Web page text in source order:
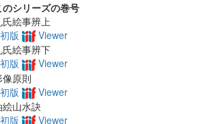
のシリーズの巻号
氏絵事辨上
初版
Viewer
氏絵事辨下
初版
Viewer
像原則
初版
Viewer
絵山水訣
初版
Viewer